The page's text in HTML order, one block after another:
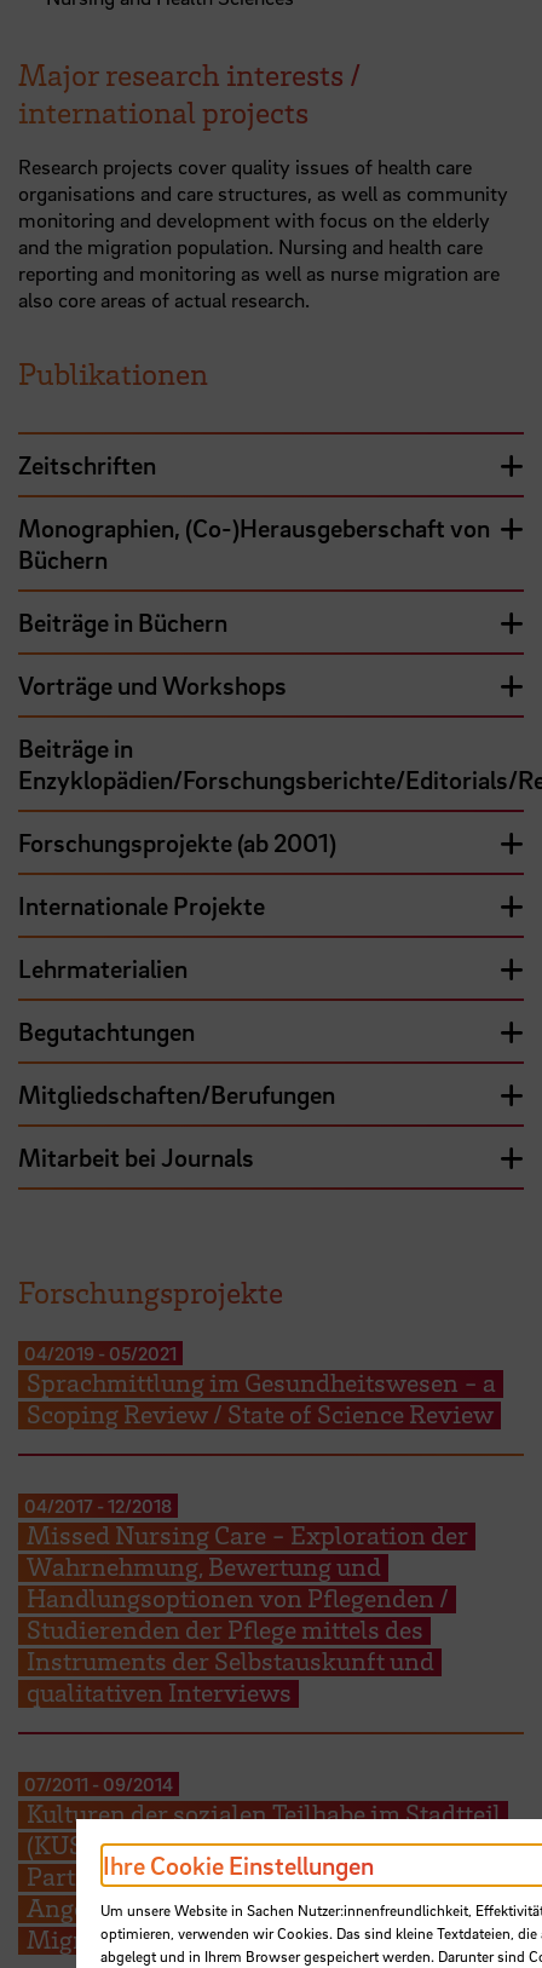
Major research interests /
international projects
Research projects cover quality issues of health care
organisations and care structures, as well as community
monitoring and development with focus on the elderly
and the migration population. Nursing and health care
reporting and monitoring as well as nurse migration are
also core areas of actual research.
Publikationen
Zeitschriften
Monographien, (Co-)Herausgeberschaft von
Büchern
Beiträge in Büchern
Vorträge und Workshops
Beiträge in
Enzyklopädien/Forschungsberichte/Editorials/
Forschungsprojekte (ab 2001)
Internationale Projekte
Lehrmaterialien
Begutachtungen
Mitgliedschaften/Berufungen
Mitarbeit bei Journals
Forschungsprojekte
04/2019 - 05/2021
Sprachmittlung im Gesundheitswesen - a
Scoping Review / State of Science Review
04/2017 - 12/2018
Missed Nursing Care - Exploration der
Wahrnehmung, Bewertung und
Handlungsoptionen von Pflegenden /
Studierenden der Pflege mittels des
Instruments der Selbstauskunft und
qualitativen Interviews
07/2011 - 09/2014
Kulturen der sozialen Teilhabe im Stadtteil
(KUSTIS) - Integration, Prävention und
Partizipation – niedrigschwellige
Angebotsentwicklung für Migrantinnen und
Migranten
Ihre Cookie Einstellungen
Um unsere Website in Sachen Nutzer:innenfreundlichkeit,
optimieren, verwenden wir Cookies. Das sind kleine Textdateien,
abgelegt und in Ihrem Browser gespeichert werden. Darunter sind